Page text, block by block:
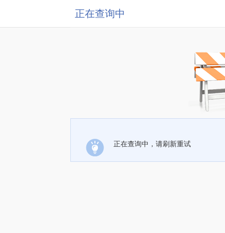
正在查询中
正在查询中，请刷新重试